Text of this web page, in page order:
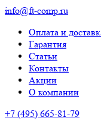
info@ft-comp.ru
Оплата и
Гарантия
Статьи
Контакты
Акции
О компании
+7 (495) 665-81-79